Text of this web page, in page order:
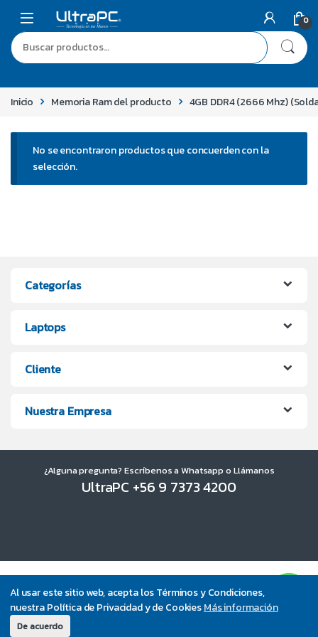
Al usar este sitio web, acepta los Términos y Condiciones,
nuestra Política de Privacidad y de CookiesMás información
De acuerdo
Skip to navigation
0
Buscar por:
Inicio Memoria Ram del producto 4GB DDR4 (2666 Mhz)
No se encontraron productos que concuerden con la
selección.
Categorías
Laptops
Cliente
Nuestra Empresa
¿Alguna pregunta? Escríbenos a Whatsapp o Llámanos
UltraPC +56 9 7373 4200